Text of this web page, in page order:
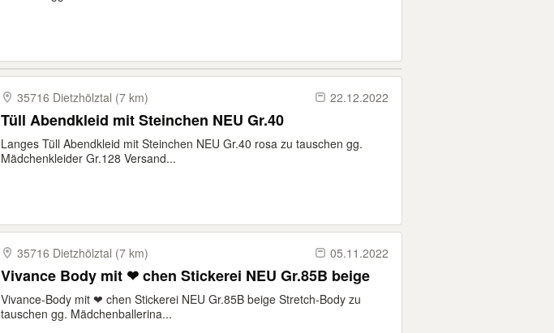
35716 Dietzhölztal (7 km) 22.12.2022
Tüll Abendkleid mit Steinchen NEU Gr.40
Langes Tüll Abendkleid mit Steinchen NEU Gr.40 rosa zu tauschen gg.
Mädchenkleider Gr.128 Versand...
35716 Dietzhölztal (7 km) 05.11.2022
Vivance Body mit ❤ chen Stickerei NEU Gr.85B beige
Vivance-Body mit ❤ chen Stickerei NEU Gr.85B beige Stretch-Body zu
tauschen gg. Mädchenballerina...